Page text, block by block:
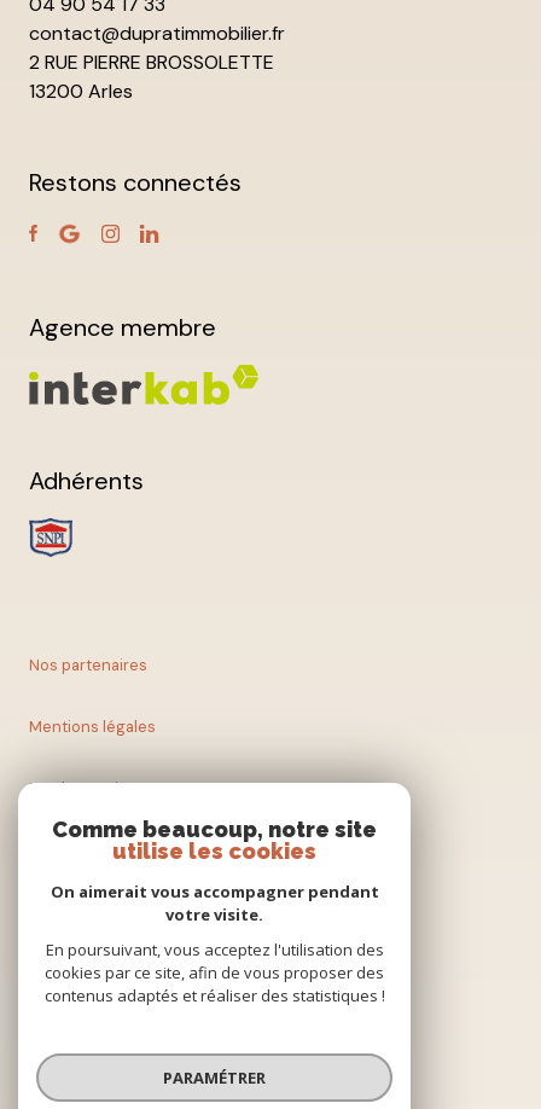
contact@dupratimmobilier.fr
2 RUE PIERRE BROSSOLETTE
13200 Arles
Restons connectés
Agence membre
Adhérents
Nos partenaires
Mentions légales
Nos honoraires
Cookies
© 2026 | Tous droits réservés
Réalisé par
Comme beaucoup, notre site
utilise les cookies
On aimerait vous accompagner pendant
votre visite.
En poursuivant, vous acceptez l'utilisation des
cookies par ce site, afin de vous proposer des
contenus adaptés et réaliser des statistiques !
PARAMÉTRER